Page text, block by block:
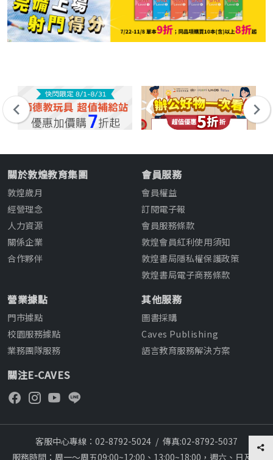
關於敦煌教育集團
敦煌歲月
經營理念
人力資源
關係企業
合作夥伴
會員服務
會員權益
訂閱電子報
會員服務條款
敦煌會員紅利使用須知
敦煌書局隱私權保護政策
敦煌書局電子商務條款
營業據點
門市據點
校園服務據點
業務團隊服務
其他服務
圖書採購
Caves Publishing
語言教育服務解決方案
關注E-CAVES
客服中心專線：02-8792-5024 / 傳真:02-8792-5037
服務時間：周一～周五09:00~12:00、13:00~18:00，週六、日及國